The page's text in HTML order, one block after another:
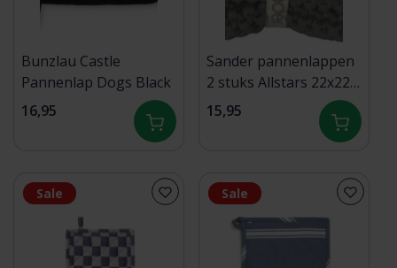
Bunzlau Castle
Pannenlap Dogs Black
16,95
Sander pannenlappen
2 stuks Allstars 22x22
Fb. 46 - Tin
15,95
Sale Sale